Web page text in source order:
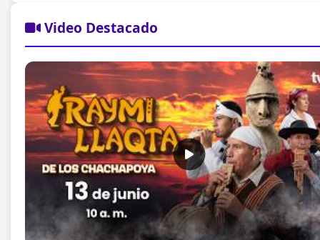
Video Destacado